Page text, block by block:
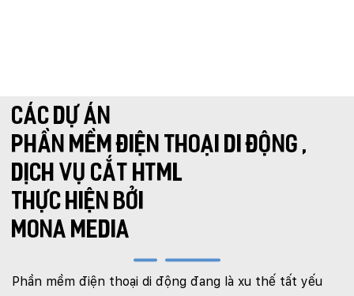
CÁC DỰ ÁN
PHẦN MỀM ĐIỆN THOẠI DI ĐỘNG ,
DỊCH VỤ CẮT HTML
THỰC HIỆN BỞI
MONA MEDIA
Phần mềm điện thoại di động đang là xu thế tất yếu